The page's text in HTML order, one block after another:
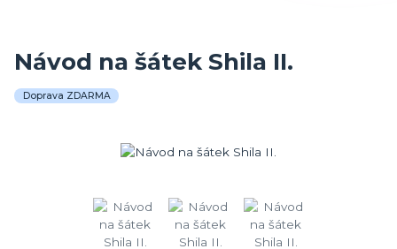
Návod na šátek Shila II.
Doprava ZDARMA